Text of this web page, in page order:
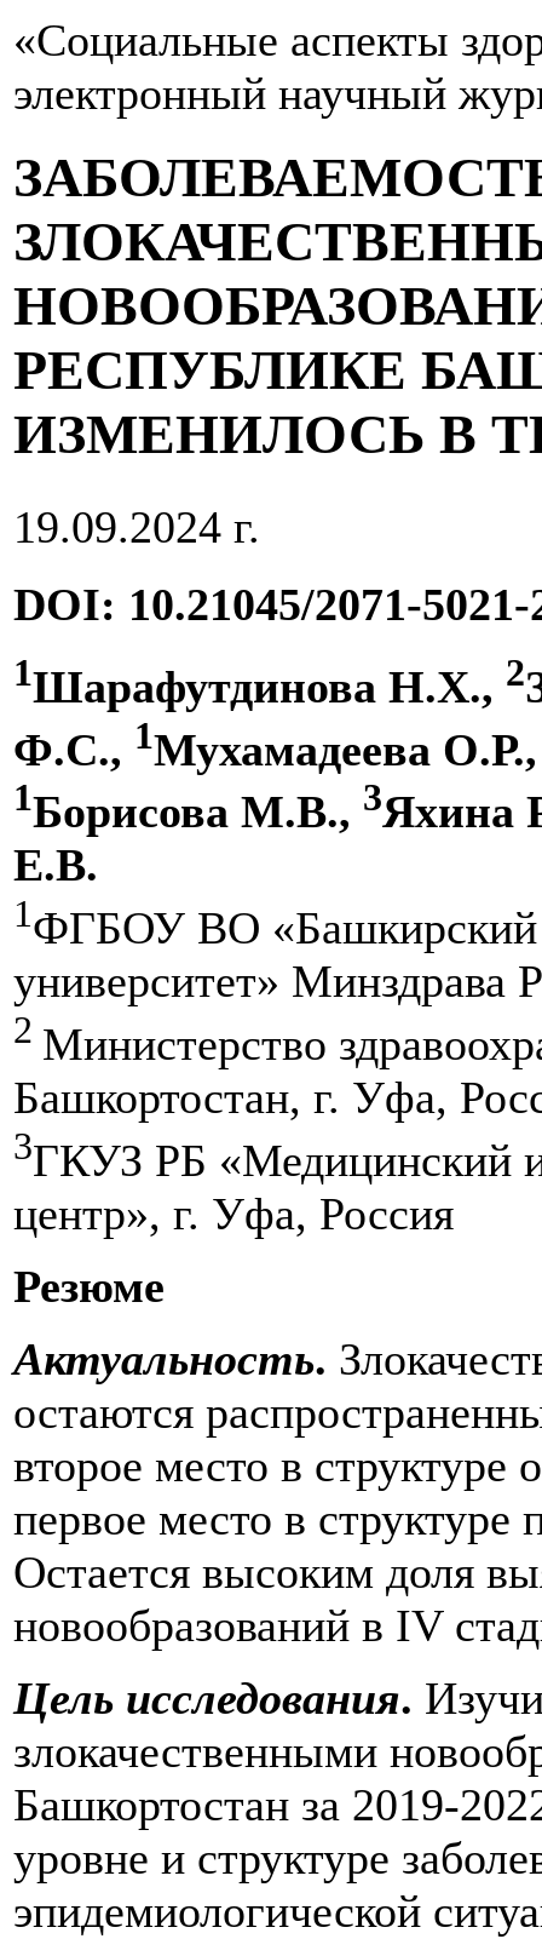
«Социальные аспекты
электронный научный
РЕСПУБЛИКЕ
ИЗМЕНИЛОСЬ В
19.09.2024 г.
DOI: 10.21045/2071-5021-
1Шарафутдинова Н.Х., 2
Ф.С., 1Мухамадеева
1Борисова М.В., 3Яхина
Е.В.
1ФГБОУ ВО «Башкирский
университет» Минздрава
2 Министерство
Башкортостан, г. Уфа,
3ГКУЗ РБ «Медицинский
центр», г. Уфа, Россия
Резюме
Актуальность.
остаются
второе место в
первое место в
Остается высоким доля
новообразований в IV
Цель исследования.
злокачественными
Башкортостан за 2019-
уровне и структуре
эпидемиологической